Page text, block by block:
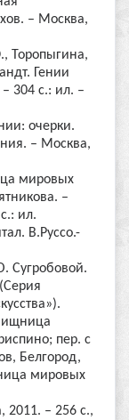
– Москва,
Торопыгина,
Гении
304 с.: ил. –
очерки.
– Москва,
мировых
–
ил.
В.Руссо.-
Сугробовой.
пер. с
Белгород,
мировых
2011. – 256 с.,